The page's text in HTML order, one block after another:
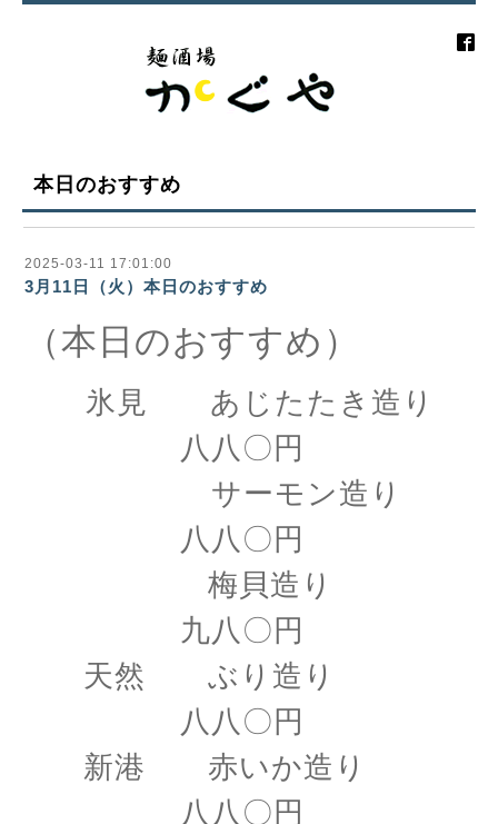
本日のおすすめ
2025-03-11 17:01:00
3月11日（火）本日のおすすめ
（本日のおすすめ）
氷見 あじたたき造り
八八〇円
サーモン造り
八八〇円
梅貝造り
九八〇円
天然 ぶり造り
八八〇円
新港 赤いか造り
八八〇円